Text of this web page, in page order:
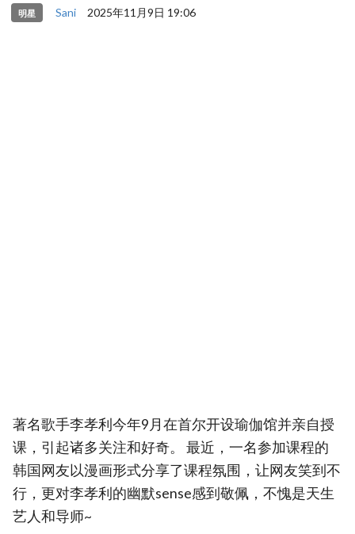
明星 Sani 2025年11月9日 19:06
著名歌手李孝利今年9月在首尔开设瑜伽馆并亲自授
课，引起诸多关注和好奇。 最近，一名参加课程的
韩国网友以漫画形式分享了课程氛围，让网友笑到不
行，更对李孝利的幽默sense感到敬佩，不愧是天生
艺人和导师~